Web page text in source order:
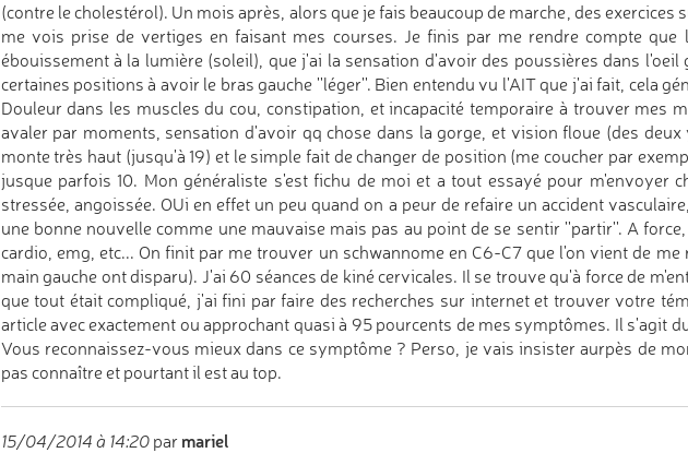
(contre le cholestérol). Un mois après, alors que je fais beaucoup de marche, des exercices
me vois prise de vertiges en faisant mes courses. Je finis par me rendre compte que
ébouissement à la lumière (soleil), que j'ai la sensation d'avoir des poussières dans l'oeil
certaines positions à avoir le bras gauche ''léger''. Bien entendu vu l'AIT que j'ai fait, cela
Douleur dans les muscles du cou, constipation, et incapacité temporaire à trouver mes
avaler par moments, sensation d'avoir qq chose dans la gorge, et vision floue (des
monte très haut (jusqu'à 19) et le simple fait de changer de position (me coucher par
jusque parfois 10. Mon généraliste s'est fichu de moi et a tout essayé pour m'envoyer
stressée, angoissée. OUi en effet un peu quand on a peur de refaire un accident
une bonne nouvelle comme une mauvaise mais pas au point de se sentir ''partir''. A
cardio, emg, etc... On finit par me trouver un schwannome en C6-C7 que l'on vient de me
main gauche ont disparu). J'ai 60 séances de kiné cervicales. Il se trouve qu'à force de
que tout était compliqué, j'ai fini par faire des recherches sur internet et trouver votre
article avec exactement ou approchant quasi à 95 pourcents de mes symptômes. Il s'agit
Vous reconnaissez-vous mieux dans ce symptôme ? Perso, je vais insister aurpès de
pas connaître et pourtant il est au top.
15/04/2014 à 14:20par mariel